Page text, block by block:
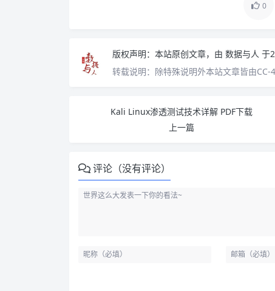
0
版权声明： 本站原创文章，由 数据与人 于
转载说明： 除特殊说明外本站文章皆由CC-
Kali Linux渗透测试技术详解 PDF下载
上一篇
评论（没有评论）